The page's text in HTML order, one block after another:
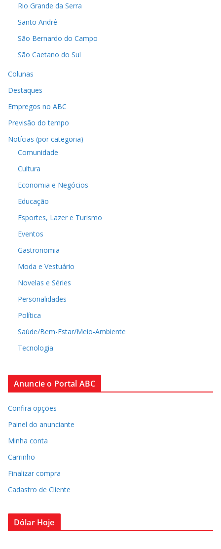
Rio Grande da Serra
Santo André
São Bernardo do Campo
São Caetano do Sul
Colunas
Destaques
Empregos no ABC
Previsão do tempo
Notícias (por categoria)
Comunidade
Cultura
Economia e Negócios
Educação
Esportes, Lazer e Turismo
Eventos
Gastronomia
Moda e Vestuário
Novelas e Séries
Personalidades
Política
Saúde/Bem-Estar/Meio-Ambiente
Tecnologia
Anuncie o Portal ABC
Confira opções
Painel do anunciante
Minha conta
Carrinho
Finalizar compra
Cadastro de Cliente
Dólar Hoje